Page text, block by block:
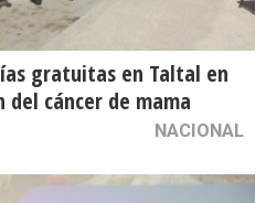
gratuitas en Taltal en
del cáncer de mama
NACIONAL